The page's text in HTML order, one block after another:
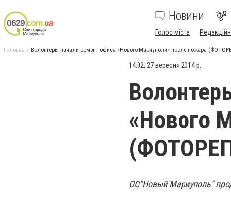
Новини
Голос міста
Головна Волонтеры начали ремонт офиса «Нового Мариуполя» после пожара
14:02, 27 вересня 2014 р.
«Нового
ОО"Новый Мариуполь"